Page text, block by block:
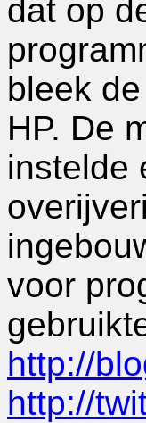
dat op
bleek
HP. De
instelde
voor
http://
http://